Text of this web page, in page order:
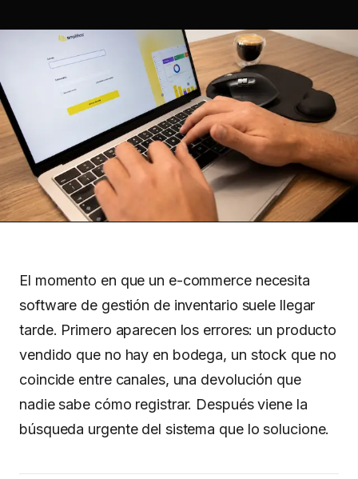
El momento en que un e-commerce necesita
software de gestión de inventario suele llegar
tarde. Primero aparecen los errores: un producto
vendido que no hay en bodega, un stock que no
coincide entre canales, una devolución que
nadie sabe cómo registrar. Después viene la
búsqueda urgente del sistema que lo solucione.